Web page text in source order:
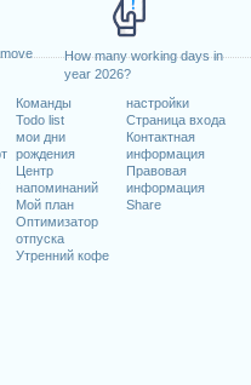
How many working days in
year 2026?
Команды
Todo list
мои дни
рождения
Центр
напоминаний
Мой план
Оптимизатор
отпуска
Утренний кофе
настройки
Страница входа
Контактная
информация
Правовая
информация
Share